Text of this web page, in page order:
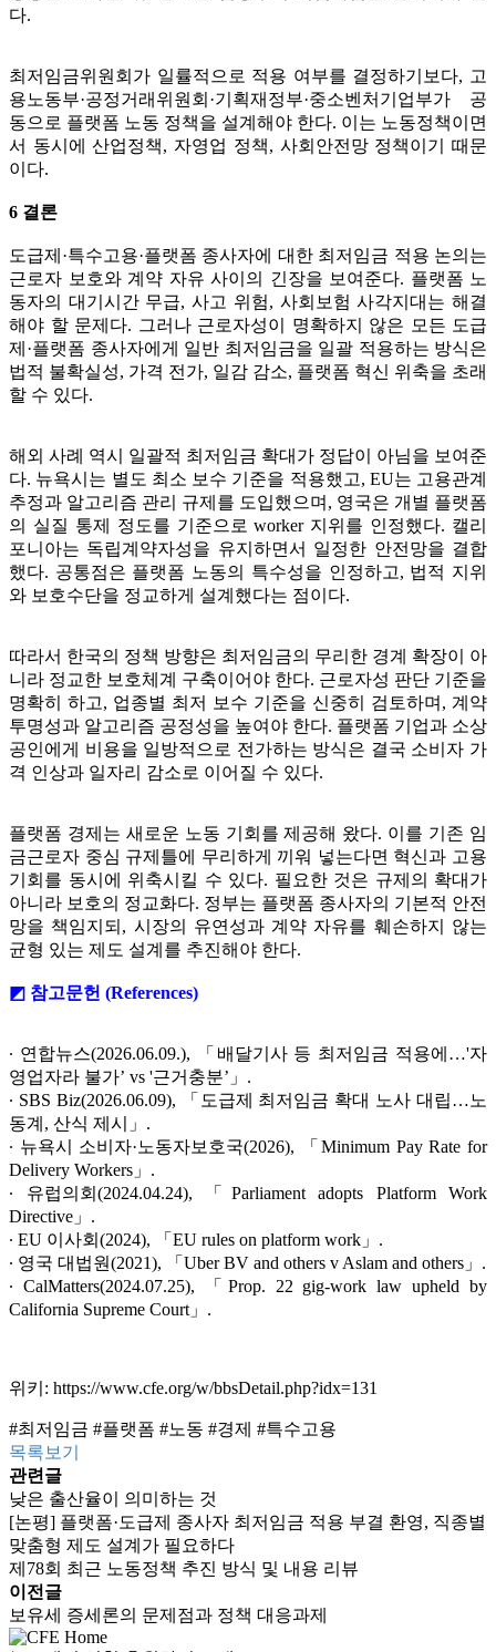
다.
최저임금위원회가 일률적으로 적용 여부를 결정하기보다, 고
용노동부·공정거래위원회·기획재정부·중소벤처기업부가 공
동으로 플랫폼 노동 정책을 설계해야 한다. 이는 노동정책이면
서 동시에 산업정책, 자영업 정책, 사회안전망 정책이기 때문
이다.
6 결론
도급제·특수고용·플랫폼 종사자에 대한 최저임금 적용 논의는
근로자 보호와 계약 자유 사이의 긴장을 보여준다. 플랫폼 노
동자의 대기시간 무급, 사고 위험, 사회보험 사각지대는 해결
해야 할 문제다. 그러나 근로자성이 명확하지 않은 모든 도급
제·플랫폼 종사자에게 일반 최저임금을 일괄 적용하는 방식은
법적 불확실성, 가격 전가, 일감 감소, 플랫폼 혁신 위축을 초래
할 수 있다.
해외 사례 역시 일괄적 최저임금 확대가 정답이 아님을 보여준
다. 뉴욕시는 별도 최소 보수 기준을 적용했고, EU는 고용관계
추정과 알고리즘 관리 규제를 도입했으며, 영국은 개별 플랫폼
의 실질 통제 정도를 기준으로 worker 지위를 인정했다. 캘리
포니아는 독립계약자성을 유지하면서 일정한 안전망을 결합
했다. 공통점은 플랫폼 노동의 특수성을 인정하고, 법적 지위
와 보호수단을 정교하게 설계했다는 점이다.
따라서 한국의 정책 방향은 최저임금의 무리한 경계 확장이 아
니라 정교한 보호체계 구축이어야 한다. 근로자성 판단 기준을
명확히 하고, 업종별 최저 보수 기준을 신중히 검토하며, 계약
투명성과 알고리즘 공정성을 높여야 한다. 플랫폼 기업과 소상
공인에게 비용을 일방적으로 전가하는 방식은 결국 소비자 가
격 인상과 일자리 감소로 이어질 수 있다.
플랫폼 경제는 새로운 노동 기회를 제공해 왔다. 이를 기존 임
금근로자 중심 규제틀에 무리하게 끼워 넣는다면 혁신과 고용
기회를 동시에 위축시킬 수 있다. 필요한 것은 규제의 확대가
아니라 보호의 정교화다. 정부는 플랫폼 종사자의 기본적 안전
망을 책임지되, 시장의 유연성과 계약 자유를 훼손하지 않는
균형 있는 제도 설계를 추진해야 한다.
◩ 참고문헌 (References)
∙ 연합뉴스(2026.06.09.), 「배달기사 등 최저임금 적용에…'자
영업자라 불가’ vs '근거충분’」.
∙ SBS Biz(2026.06.09), 「도급제 최저임금 확대 노사 대립…노
동계, 산식 제시」.
∙ 뉴욕시 소비자·노동자보호국(2026), 「Minimum Pay Rate for
Delivery Workers」.
∙ 유럽의회(2024.04.24), 「Parliament adopts Platform Work
Directive」.
∙ EU 이사회(2024), 「EU rules on platform work」.
∙ 영국 대법원(2021), 「Uber BV and others v Aslam and others」.
∙ CalMatters(2024.07.25), 「Prop. 22 gig-work law upheld by
California Supreme Court」.
위키: https://www.cfe.org/w/bbsDetail.php?idx=131
#최저임금 #플랫폼 #노동 #경제 #특수고용
목록보기
관련글
낮은 출산율이 의미하는 것
[논평] 플랫폼·도급제 종사자 최저임금 적용 부결 환영, 직종별
맞춤형 제도 설계가 필요하다
제78회 최근 노동정책 추진 방식 및 내용 리뷰
이전글
보유세 증세론의 문제점과 정책 대응과제